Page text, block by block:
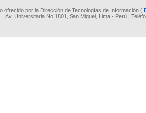
ofrecido por la Dirección de Tecnologías de Información (
Av. Universitaria No 1801, San Miguel, Lima - Perú |